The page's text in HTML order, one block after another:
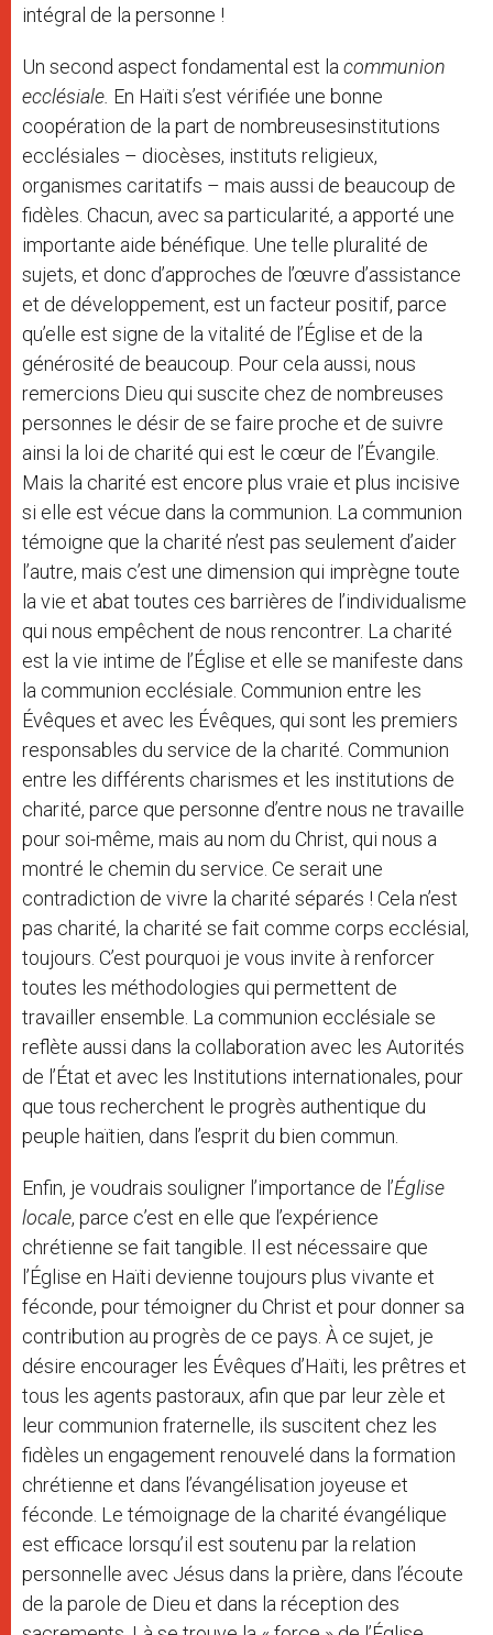
intégral de la personne !
Un second aspect fondamental est la communion
ecclésiale. En Haïti s’est vérifiée une bonne
coopération de la part de nombreusesinstitutions
ecclésiales – diocèses, instituts religieux,
organismes caritatifs – mais aussi de beaucoup de
fidèles. Chacun, avec sa particularité, a apporté une
importante aide bénéfique. Une telle pluralité de
sujets, et donc d’approches de l’œuvre d’assistance
et de développement, est un facteur positif, parce
qu’elle est signe de la vitalité de l’Église et de la
générosité de beaucoup. Pour cela aussi, nous
remercions Dieu qui suscite chez de nombreuses
personnes le désir de se faire proche et de suivre
ainsi la loi de charité qui est le cœur de l’Évangile.
Mais la charité est encore plus vraie et plus incisive
si elle est vécue dans la communion. La communion
témoigne que la charité n’est pas seulement d’aider
l’autre, mais c’est une dimension qui imprègne toute
la vie et abat toutes ces barrières de l’individualisme
qui nous empêchent de nous rencontrer. La charité
est la vie intime de l’Église et elle se manifeste dans
la communion ecclésiale. Communion entre les
Évêques et avec les Évêques, qui sont les premiers
responsables du service de la charité. Communion
entre les différents charismes et les institutions de
charité, parce que personne d’entre nous ne travaille
pour soi-même, mais au nom du Christ, qui nous a
montré le chemin du service. Ce serait une
contradiction de vivre la charité séparés ! Cela n’est
pas charité, la charité se fait comme corps ecclésial,
toujours. C’est pourquoi je vous invite à renforcer
toutes les méthodologies qui permettent de
travailler ensemble. La communion ecclésiale se
reflète aussi dans la collaboration avec les Autorités
de l’État et avec les Institutions internationales, pour
que tous recherchent le progrès authentique du
peuple haïtien, dans l’esprit du bien commun.
Enfin, je voudrais souligner l’importance de l’Église
locale, parce c’est en elle que l’expérience
chrétienne se fait tangible. Il est nécessaire que
l’Église en Haïti devienne toujours plus vivante et
féconde, pour témoigner du Christ et pour donner sa
contribution au progrès de ce pays. À ce sujet, je
désire encourager les Évêques d’Haïti, les prêtres et
tous les agents pastoraux, afin que par leur zèle et
leur communion fraternelle, ils suscitent chez les
fidèles un engagement renouvelé dans la formation
chrétienne et dans l’évangélisation joyeuse et
féconde. Le témoignage de la charité évangélique
est efficace lorsqu’il est soutenu par la relation
personnelle avec Jésus dans la prière, dans l’écoute
de la parole de Dieu et dans la réception des